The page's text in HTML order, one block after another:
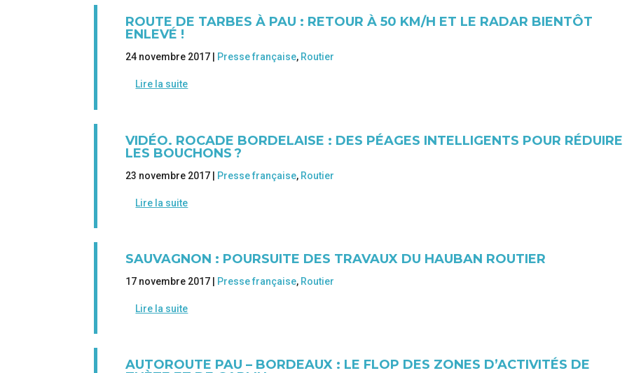
ROUTE DE TARBES À PAU : RETOUR À 50 KM/H ET LE RADAR BIENTÔT
ENLEVÉ !
24 novembre 2017 | Presse française, Routier
Lire la suite
VIDÉO. ROCADE BORDELAISE : DES PÉAGES INTELLIGENTS POUR RÉDUIRE
LES BOUCHONS ?
23 novembre 2017 | Presse française, Routier
Lire la suite
SAUVAGNON : POURSUITE DES TRAVAUX DU HAUBAN ROUTIER
17 novembre 2017 | Presse française, Routier
Lire la suite
AUTOROUTE PAU – BORDEAUX : LE FLOP DES ZONES D’ACTIVITÉS DE